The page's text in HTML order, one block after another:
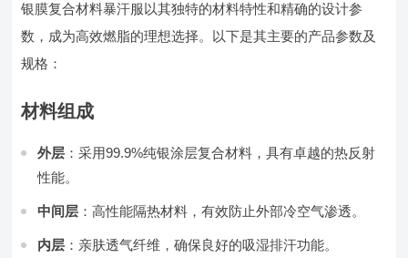
银膜复合材料暴汗服以其独特的材料特性和精确的设计参
数，成为高效燃脂的理想选择。以下是其主要的产品参数及
规格：
材料组成
外层 ：采用99.9%纯银涂层复合材料，具有卓越的热反射
性能。
中间层 ：高性能隔热材料，有效防止外部冷空气渗透。
内层 ：亲肤透气纤维，确保良好的吸湿排汗功能。